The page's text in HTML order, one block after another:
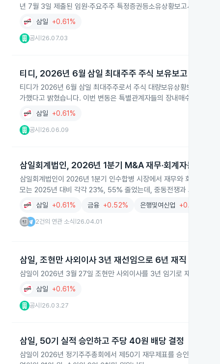
년 7월 3일 제출된 임원·주요주주 특정증권등소유상황보고서에서 확
삼일 +0.61%
공시 26.07.03
티디, 2026년 6월 삼일 최대주주 주식 보유보고
티디가 2026년 6월 삼일 최대주주로서 주식 대량보유상황보고서
가했다고 밝혔습니다. 이번 변동은 특별관계자들의 장내매수와 장내
삼일 +0.61%
공시 26.06.09
삼일회계법인, 2026년 1분기 M&A 재무·회계자문 1위
삼일회계법인이 2026년 1분기 인수합병 시장에서 재무와 회계 자문
모는 2025년 대비 각각 23%, 55% 줄었는데, 중동전쟁과 고환율 등
삼일 +0.61% 금융 +0.52% 은행및여신업 +0.58%
2건의 연관 소식 26.04.01
삼일, 조현만 사외이사 3년 재선임으로 6년 재직
삼일이 2026년 3월 27일 조현만 사외이사를 3년 임기로 재선임했
삼일 +0.61%
공시 26.03.27
삼일, 50기 실적 승인하고 주당 40원 배당 결정
삼일이 2026년 정기주주총회에서 제50기 재무제표를 승인하고, 보